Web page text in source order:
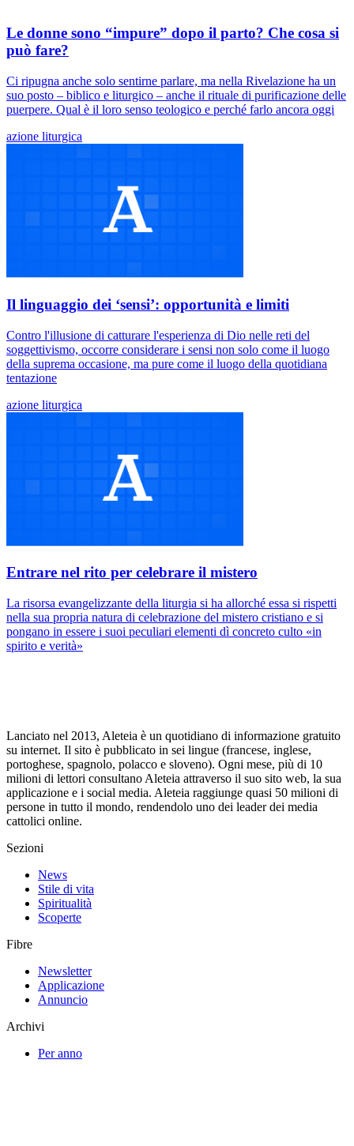
Le donne sono “impure” dopo il parto? Che cosa si
può fare?
Ci ripugna anche solo sentirne parlare, ma nella Rivelazione ha un
suo posto – biblico e liturgico – anche il rituale di purificazione delle
puerpere. Qual è il loro senso teologico e perché farlo ancora oggi
azione liturgica
Il linguaggio dei ‘sensi’: opportunità e limiti
Contro l'illusione di catturare l'esperienza di Dio nelle reti del
soggettivismo, occorre considerare i sensi non solo come il luogo
della suprema occasione, ma pure come il luogo della quotidiana
tentazione
azione liturgica
Entrare nel rito per celebrare il mistero
La risorsa evangelizzante della liturgia si ha allorché essa si rispetti
nella sua propria natura di celebrazione del mistero cristiano e si
pongano in essere i suoi peculiari elementi dì concreto culto «in
spirito e verità»
Lanciato nel 2013, Aleteia è un quotidiano di informazione gratuito
su internet. Il sito è pubblicato in sei lingue (francese, inglese,
portoghese, spagnolo, polacco e sloveno). Ogni mese, più di 10
milioni di lettori consultano Aleteia attraverso il suo sito web, la sua
applicazione e i social media. Aleteia raggiunge quasi 50 milioni di
persone in tutto il mondo, rendendolo uno dei leader dei media
cattolici online.
Sezioni
News
Stile di vita
Spiritualità
Scoperte
Fibre
Newsletter
Applicazione
Annuncio
Archivi
Per anno